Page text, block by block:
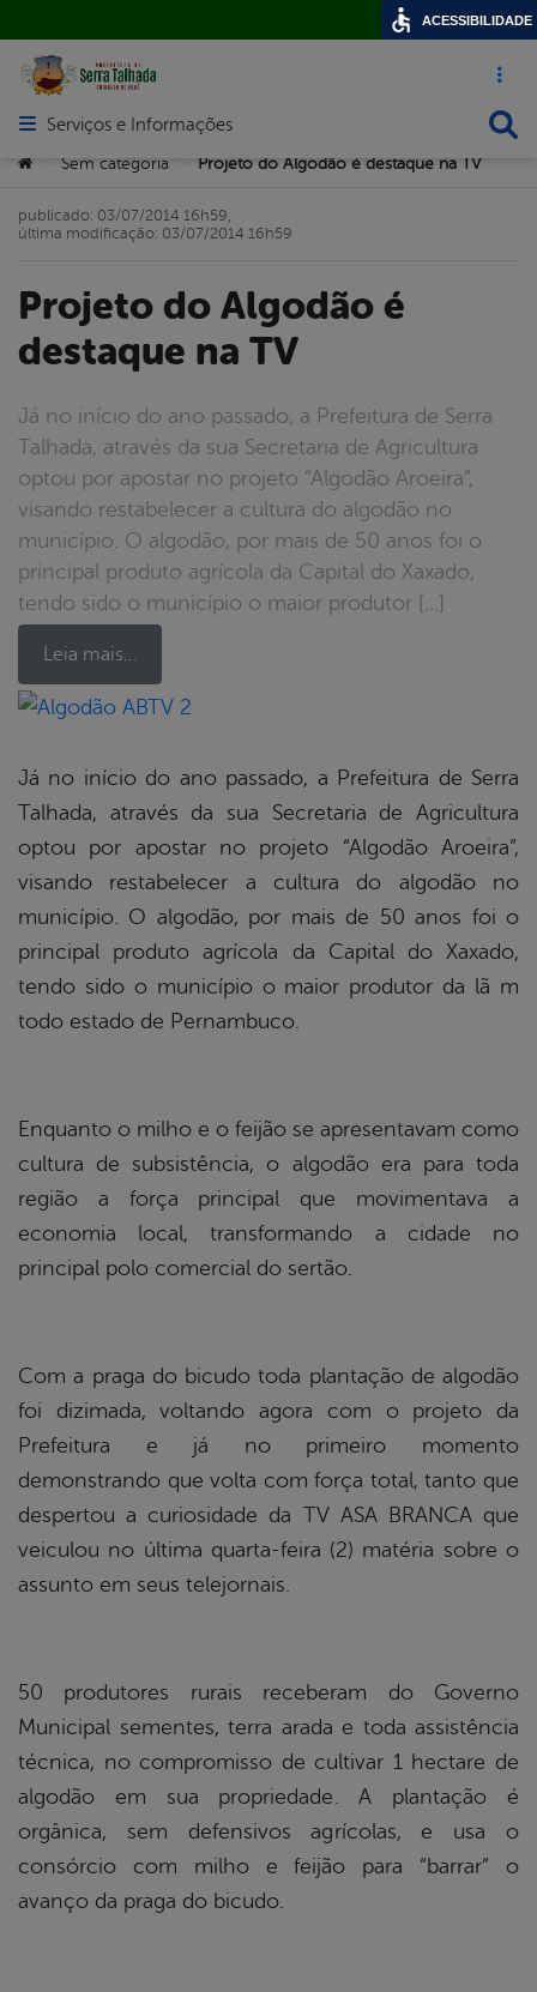
Acesso
Abrir menu principal de navegação
Serviços e Informações
Você está aqui:
Sem categoria Projeto do Algodão é destaque na TV
Projeto do Algodão é
destaque na TV
Já no início do ano passado, a Prefeitura de Serra
Talhada, através da sua Secretaria de Agricultura
optou por apostar no projeto “Algodão Aroeira”,
visando restabelecer a cultura do algodão no
município. O algodão, por mais de 50 anos foi o
principal produto agrícola da Capital do Xaxado,
tendo sido o município o maior produtor […]
Leia mais…
publicado: 03/07/2014 16h59,
última modificação: 03/07/2014 16h59
Já no início do ano passado, a Prefeitura de Serra
Talhada, através da sua Secretaria de Agricultura
optou por apostar no projeto “Algodão Aroeira”,
visando restabelecer a cultura do algodão no
município. O algodão, por mais de 50 anos foi o
principal produto agrícola da Capital do Xaxado,
tendo sido o município o maior produtor da lã m
todo estado de Pernambuco.
Enquanto o milho e o feijão se apresentavam como
cultura de subsistência, o algodão era para toda
região a força principal que movimentava a
economia local, transformando a cidade no
principal polo comercial do sertão.
Com a praga do bicudo toda plantação de algodão
foi dizimada, voltando agora com o projeto da
Prefeitura e já no primeiro momento
demonstrando que volta com força total, tanto que
despertou a curiosidade da TV ASA BRANCA que
veiculou no última quarta-feira (2) matéria sobre o
assunto em seus telejornais.
50 produtores rurais receberam do Governo
Municipal sementes, terra arada e toda assistência
técnica, no compromisso de cultivar 1 hectare de
algodão em sua propriedade. A plantação é
orgânica, sem defensivos agrícolas, e usa o
consórcio com milho e feijão para “barrar” o
avanço da praga do bicudo.
ACESSIBILIDADE